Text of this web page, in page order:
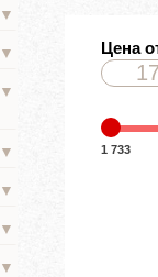
▼
▼
▼
▼
▼
▼
▼
Цена
1 733